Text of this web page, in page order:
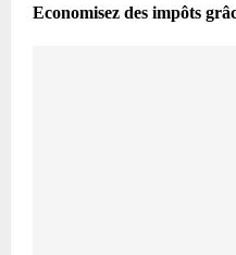
Economisez des impôts